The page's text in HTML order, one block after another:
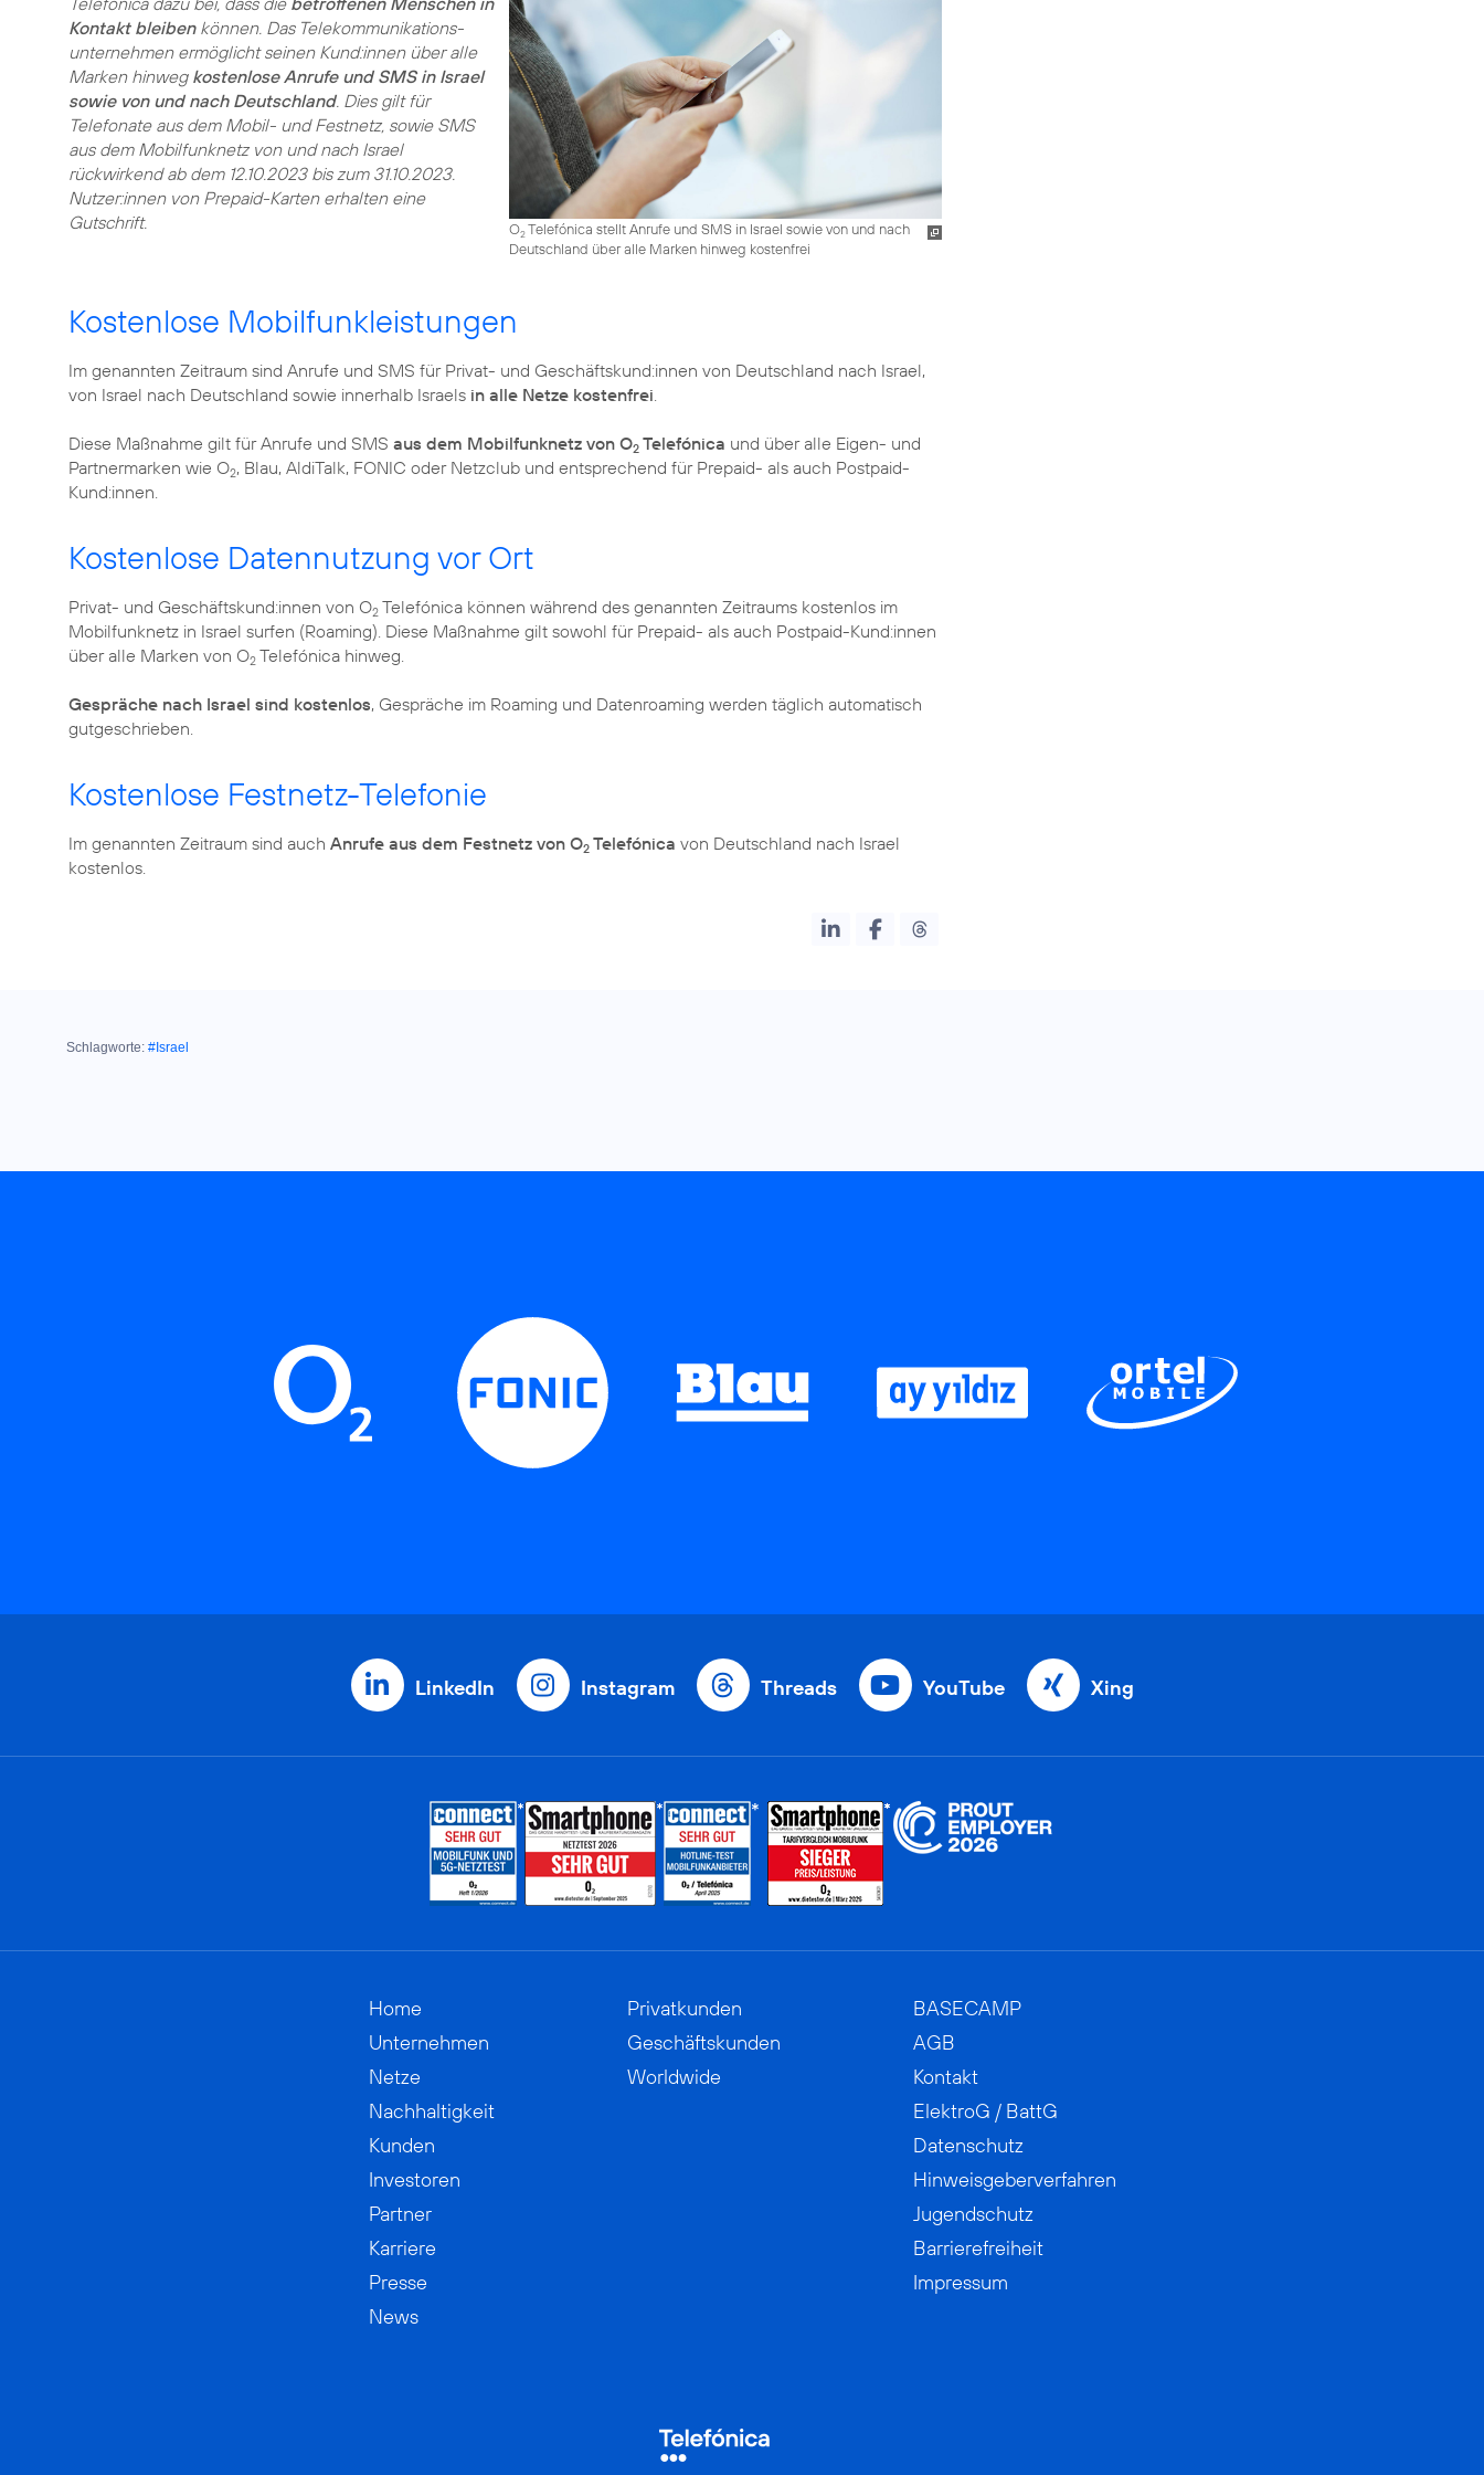
O2Telefónica stellt Anrufe und SMS in Israel sowie von und nach
Deutschland über alle Marken hinweg kostenfrei
Kontakt bleibenkönnen. Das Telekommunikations­
unternehmen ermöglicht seinen Kund:innen über alle
Marken hinweg kostenlose Anrufe und SMS in Israel
sowie von und nach Deutschland. Dies gilt für
Telefonate aus dem Mobil- und Festnetz, sowie SMS
aus dem Mobilfunknetz von und nach Israel
rückwirkend ab dem 12.10.2023 bis zum 31.10.2023.
Nutzer:innen von Prepaid-Karten erhalten eine
Gutschrift.
Kostenlose Mobilfunkleistungen
Im genannten Zeitraum sind Anrufe und SMS für Privat- und Geschäftskund:innen von Deutschland nach Israel,
von Israel nach Deutschland sowie innerhalb Israels in alle Netze kostenfrei
Diese Maßnahme gilt für Anrufe und SMS aus dem Mobilfunknetz von O2 Telefónica und über alle Eigen- und
Partnermarken wie O2, Blau, AldiTalk, FONIC oder Netzclub und entsprechend für Prepaid- als auch Postpaid-
Kund:innen.
Kostenlose Datennutzung vor Ort
Privat- und Geschäftskund:innen von O2 Telefónica können während des genannten Zeitraums kostenlos im
Mobilfunknetz in Israel surfen (Roaming). Diese Maßnahme gilt sowohl für Prepaid- als auch Postpaid-Kund:innen
über alle Marken von O2 Telefónica hinweg.
Gespräche nach Israel sind kostenlos, Gespräche im Roaming und Datenroaming werden täglich automatisch
gutgeschrieben.
Kostenlose Festnetz-Telefonie
Im genannten Zeitraum sind auch Anrufe aus dem Festnetz von O2 Telefónica von Deutschland nach Israel
kostenlos.
Schlagworte: #Israel
LinkedIn Instagram Threads YouTube Xing
Home
Unternehmen
Netze
Nachhaltigkeit
Kunden
Investoren
Partner
Karriere
Presse
News
Privatkunden
Geschäftskunden
Worldwide
BASECAMP
AGB
Kontakt
ElektroG / BattG
Datenschutz
Hinweisgeberverfahren
Jugendschutz
Barrierefreiheit
Impressum